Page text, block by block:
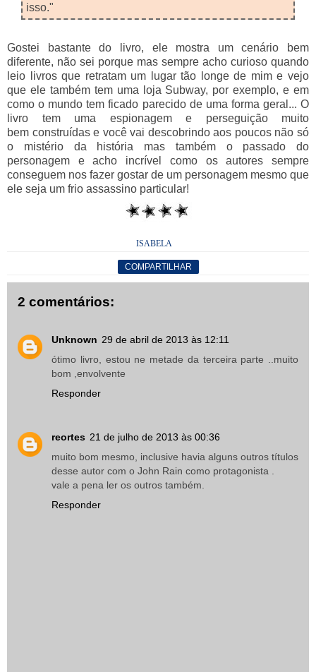
isso."
Gostei bastante do livro, ele mostra um cenário bem
diferente, não sei porque mas sempre acho curioso quando
leio livros que retratam um lugar tão longe de mim e vejo
que ele também tem uma loja Subway, por exemplo, e em
como o mundo tem ficado parecido de uma forma geral... O
livro tem uma espionagem e perseguição muito
bem construídas e você vai descobrindo aos poucos não só
o mistério da história mas também o passado do
personagem e acho incrível como os autores sempre
conseguem nos fazer gostar de um personagem mesmo que
ele seja um frio assassino particular!
ISABELA
COMPARTILHAR
2 comentários:
Unknown 29 de abril de 2013 às 12:11
ótimo livro, estou ne metade da terceira parte ..muito
bom ,envolvente
Responder
reortes 21 de julho de 2013 às 00:36
muito bom mesmo, inclusive havia alguns outros títulos
desse autor com o John Rain como protagonista .
vale a pena ler os outros também.
Responder